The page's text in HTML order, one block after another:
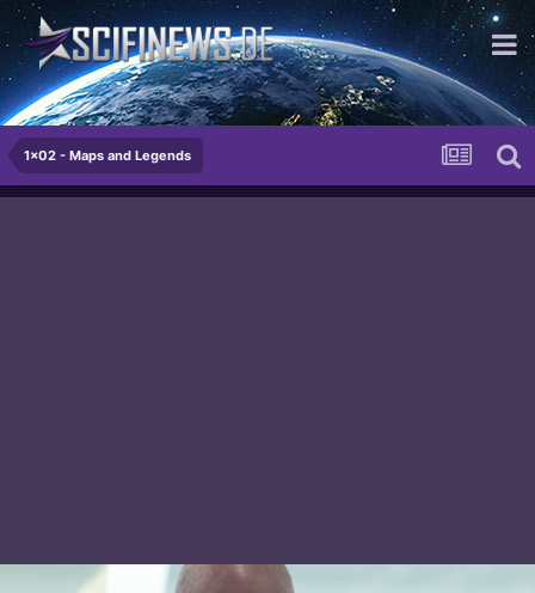
excellent...
1x02 - Maps and Legends